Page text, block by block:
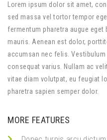
Lorem ipsum dolor sit amet,
sed massa vel tortor tempor
fermentum pharetra augue eget
mauris. Aenean est dolor,
accumsan nec felis.
consequat varius. Nullam ac
vitae diam volutpat, eu feugiat
pharetra sapien semper dolor.
MORE FEATURES